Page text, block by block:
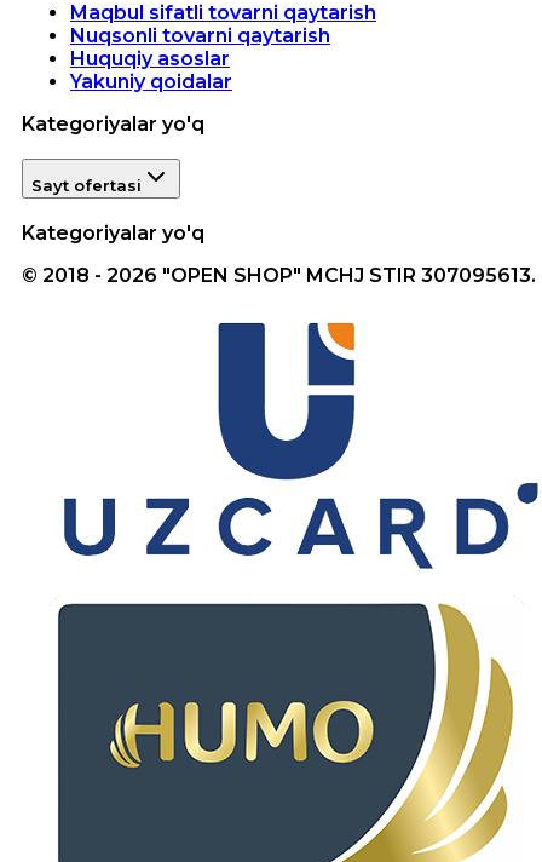
Maqbul sifatli tovarni qaytarish
Nuqsonli tovarni qaytarish
Huquqiy asoslar
Yakuniy qoidalar
Kategoriyalar yo'q
Sayt ofertasi
Kategoriyalar yo'q
© 2018 - 2026 "OPEN SHOP" MCHJ STIR 307095613.